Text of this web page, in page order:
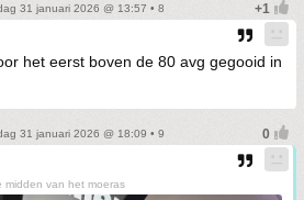
31 januari 2026 @ 13:57 • 8
het eerst boven de 80 avg gegooid in
31 januari 2026 @ 18:09 • 9
midden van het moeras